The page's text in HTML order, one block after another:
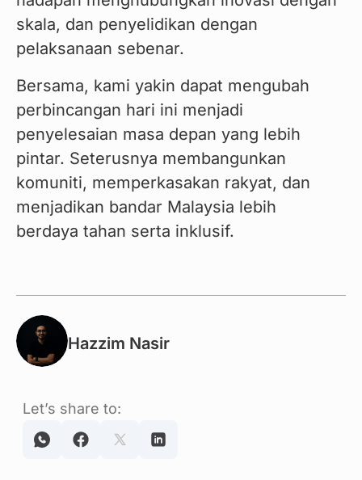
skala, dan penyelidikan dengan
pelaksanaan sebenar.
Bersama, kami yakin dapat mengubah
perbincangan hari ini menjadi
penyelesaian masa depan yang lebih
pintar. Seterusnya membangunkan
komuniti, memperkasakan rakyat, dan
menjadikan bandar Malaysia lebih
berdaya tahan serta inklusif.
Hazzim Nasir
Let’s share to: